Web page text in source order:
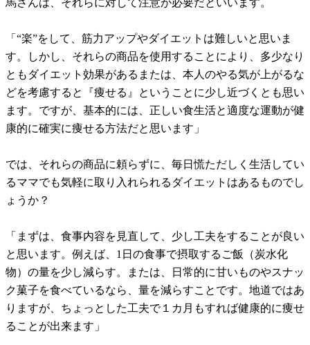
「“楽”をして、筋力アップやダイエットは難しいと思いま
す。しかし、それらの商品を使用することにより、多少なり
ともダイエット効果があるまたは、本人のやる気が上がるな
どを考慮すると『痩せる』ということに少し近づくとも思い
ます。ですが、基本的には、正しい食生活と適度な運動が健
康的に確実に痩せる方法だと思います」
では、それらの商品に頼らずに、毎日慌ただしく生活してい
るママでも気軽に取り入れられるダイエットはあるものでし
ょうか？
「まずは、食事内容を見直して、少し工夫をすることが良い
と思います。例えば、1日の食事で摂取するご飯（炭水化
物）の量を少し減らす。または、日常的に甘いものやスナッ
ク菓子を食べているなら、量を減らすことです。地道ではあ
りますが、ちょっとした工夫で１カ月もすれば健康的に痩せ
ることが出来ます」